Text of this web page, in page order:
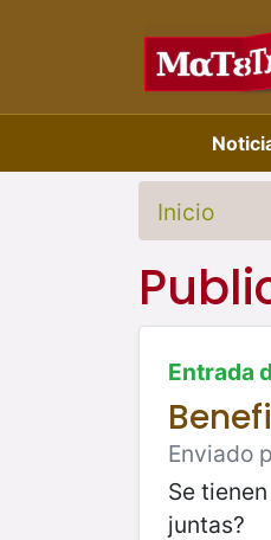
Inicio
Entrada
Enviado
Se
juntas?